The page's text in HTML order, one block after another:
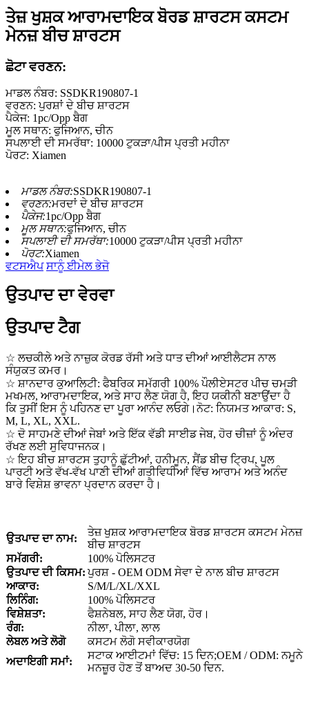
ਤੇਜ਼ ਖੁਸ਼ਕ ਆਰਾਮਦਾਇਕ ਬੋਰਡ ਸ਼ਾਰਟਸ ਕਸਟਮ
ਮੇਨਜ਼ ਬੀਚ ਸ਼ਾਰਟਸ
ਛੋਟਾ ਵਰਣਨ:
ਮਾਡਲ ਨੰਬਰ: SSDKR190807-1
ਵਰਣਨ: ਪੁਰਸ਼ਾਂ ਦੇ ਬੀਚ ਸ਼ਾਰਟਸ
ਪੈਕੇਜ: 1pc/Opp ਬੈਗ
ਮੂਲ ਸਥਾਨ: ਫੁਜਿਆਨ, ਚੀਨ
ਸਪਲਾਈ ਦੀ ਸਮਰੱਥਾ: 10000 ਟੁਕੜਾ/ਪੀਸ ਪ੍ਰਤੀ ਮਹੀਨਾ
ਪੋਰਟ: Xiamen
ਮਾਡਲ ਨੰਬਰ:SSDKR190807-1
ਵਰਣਨ:ਮਰਦਾਂ ਦੇ ਬੀਚ ਸ਼ਾਰਟਸ
ਪੈਕੇਜ:1pc/Opp ਬੈਗ
ਮੂਲ ਸਥਾਨ:ਫੁਜਿਆਨ, ਚੀਨ
ਸਪਲਾਈ ਦੀ ਸਮਰੱਥਾ:10000 ਟੁਕੜਾ/ਪੀਸ ਪ੍ਰਤੀ ਮਹੀਨਾ
ਪੋਰਟ:Xiamen
ਵਟਸਐਪ ਸਾਨੂੰ ਈਮੇਲ ਭੇਜੋ
ਉਤਪਾਦ ਦਾ ਵੇਰਵਾ
ਉਤਪਾਦ ਟੈਗ
☆ ਲਚਕੀਲੇ ਅਤੇ ਨਾਜ਼ੁਕ ਕੋਰਡ ਰੱਸੀ ਅਤੇ ਧਾਤ ਦੀਆਂ ਆਈਲੈਟਸ ਨਾਲ
ਸੰਯੁਕਤ ਕਮਰ।
☆ ਸ਼ਾਨਦਾਰ ਕੁਆਲਿਟੀ: ਫੈਬਰਿਕ ਸਮੱਗਰੀ 100% ਪੌਲੀਏਸਟਰ ਪੀਚ ਚਮੜੀ
ਮਖਮਲ, ਆਰਾਮਦਾਇਕ, ਅਤੇ ਸਾਹ ਲੈਣ ਯੋਗ ਹੈ, ਇਹ ਯਕੀਨੀ ਬਣਾਉਂਦਾ ਹੈ
ਕਿ ਤੁਸੀਂ ਇਸ ਨੂੰ ਪਹਿਨਣ ਦਾ ਪੂਰਾ ਆਨੰਦ ਲਓਗੇ।ਨੋਟ: ਨਿਯਮਤ ਆਕਾਰ: S,
M, L, XL, XXL.
☆ ਦੋ ਸਾਹਮਣੇ ਦੀਆਂ ਜੇਬਾਂ ਅਤੇ ਇੱਕ ਵੱਡੀ ਸਾਈਡ ਜੇਬ, ਹੋਰ ਚੀਜ਼ਾਂ ਨੂੰ ਅੰਦਰ
ਰੱਖਣ ਲਈ ਸੁਵਿਧਾਜਨਕ।
☆ ਇਹ ਬੀਚ ਸ਼ਾਰਟਸ ਤੁਹਾਨੂੰ ਛੁੱਟੀਆਂ, ਹਨੀਮੂਨ, ਸੈਂਡ ਬੀਚ ਟ੍ਰਿਪ, ਪੂਲ
ਪਾਰਟੀ ਅਤੇ ਵੱਖ-ਵੱਖ ਪਾਣੀ ਦੀਆਂ ਗਤੀਵਿਧੀਆਂ ਵਿੱਚ ਆਰਾਮ ਅਤੇ ਅਨੰਦ
ਬਾਰੇ ਵਿਸ਼ੇਸ਼ ਭਾਵਨਾ ਪ੍ਰਦਾਨ ਕਰਦਾ ਹੈ।
ਉਤਪਾਦ ਦਾ ਨਾਮ:
ਤੇਜ਼ ਖੁਸ਼ਕ ਆਰਾਮਦਾਇਕ ਬੋਰਡ ਸ਼ਾਰਟਸ ਕਸਟਮ ਮੇਨਜ਼
ਬੀਚ ਸ਼ਾਰਟਸ
ਸਮੱਗਰੀ:
100% ਪੋਲਿਸਟਰ
ਉਤਪਾਦ ਦੀ ਕਿਸਮ: ਪੁਰਸ਼ - OEM ODM ਸੇਵਾ ਦੇ ਨਾਲ ਬੀਚ ਸ਼ਾਰਟਸ
ਆਕਾਰ:
S/M/L/XL/XXL
ਲਿਨਿੰਗ:
100% ਪੋਲਿਸਟਰ
ਵਿਸ਼ੇਸ਼ਤਾ:
ਫੈਸ਼ਨੇਬਲ, ਸਾਹ ਲੈਣ ਯੋਗ, ਹੋਰ।
ਰੰਗ:
ਨੀਲਾ, ਪੀਲਾ, ਲਾਲ
ਲੇਬਲ ਅਤੇ ਲੋਗੋ
ਕਸਟਮ ਲੋਗੋ ਸਵੀਕਾਰਯੋਗ
ਅਦਾਇਗੀ ਸਮਾਂ:
ਸਟਾਕ ਆਈਟਮਾਂ ਵਿੱਚ: 15 ਦਿਨ;OEM / ODM: ਨਮੂਨੇ
ਮਨਜ਼ੂਰ ਹੋਣ ਤੋਂ ਬਾਅਦ 30-50 ਦਿਨ.